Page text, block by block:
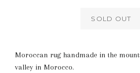
SOLD OUT
Moroccan rug handmade in the
valley in Morocco.